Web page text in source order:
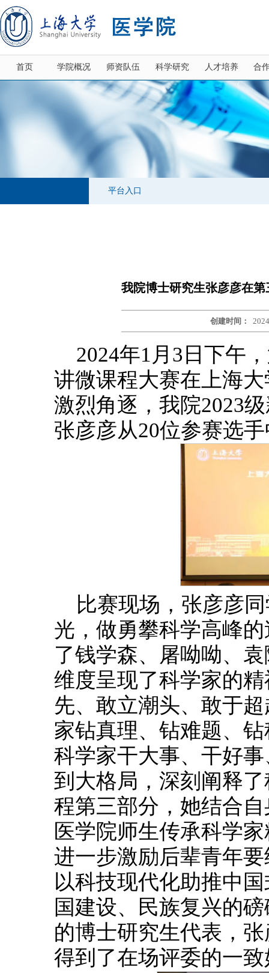
首页 学院概况 师资队伍 科学研究 人才培养 合
平台入口
我院博士研究生张彦彦在
创建时间：
2024年1月3日下午
讲微课程大赛在上海
激烈角逐，我院2023
张彦彦从20位参赛选
比赛现场，张彦彦
光，做勇攀科学高峰
了钱学森、屠呦呦、
维度呈现了科学家的
先、敢立潮头、敢于
家钻真理、钻难题、
科学家干大事、干好
到大格局，深刻阐释
程第三部分，她结合
医学院师生传承科学
进一步激励后辈青年
以科技现代化助推中
国建设、民族复兴的
的博士研究生代表，
得到了在场评委的一